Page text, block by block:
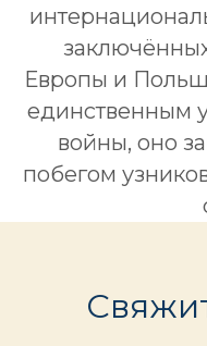
Европы и
единственным
войны, оно
побегом